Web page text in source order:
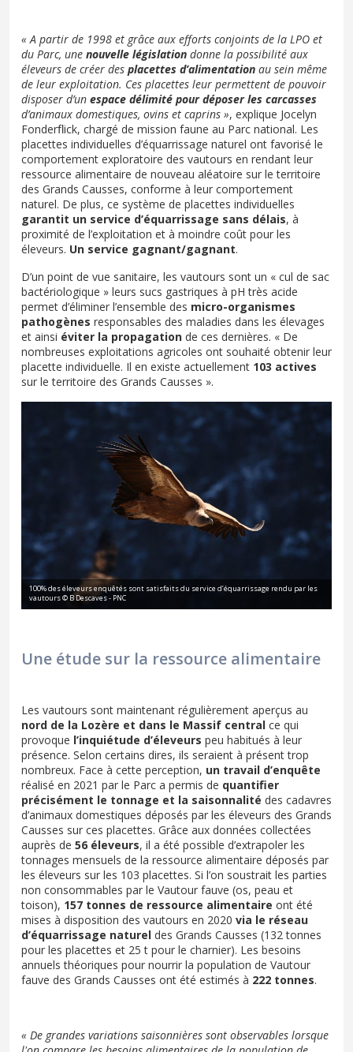
« A partir de 1998 et grâce aux efforts conjoints de la LPO et
du Parc, une nouvelle législation donne la possibilité aux
éleveurs de créer des placettes d’alimentation au sein même
de leur exploitation. Ces placettes leur permettent de pouvoir
disposer d’un espace délimité pour déposer les carcasses
d’animaux domestiques, ovins et caprins », explique Jocelyn
Fonderﬂick, chargé de mission faune au Parc national. Les
placettes individuelles d’équarrissage naturel ont favorisé le
comportement exploratoire des vautours en rendant leur
ressource alimentaire de nouveau aléatoire sur le territoire
des Grands Causses, conforme à leur comportement
naturel. De plus, ce système de placettes individuelles
garantit un service d’équarrissage sans délais, à
proximité de l’exploitation et à moindre coût pour les
éleveurs. Un service gagnant/gagnant.
D’un point de vue sanitaire, les vautours sont un « cul de sac
bactériologique » leurs sucs gastriques à pH très acide
permet d’éliminer l’ensemble des micro-organismes
pathogènes responsables des maladies dans les élevages
et ainsi éviter la propagation de ces dernières. « De
nombreuses exploitations agricoles ont souhaité obtenir leur
placette individuelle. Il en existe actuellement 103 actives
sur le territoire des Grands Causses ».
100% des éleveurs enquêtés sont satisfaits du service d’équarrissage rendu par les
vautours © B Descaves - PNC
Une étude sur la ressource alimentaire
Les vautours sont maintenant régulièrement aperçus au
nord de la Lozère et dans le Massif central ce qui
provoque l’inquiétude d’éleveurs peu habitués à leur
présence. Selon certains dires, ils seraient à présent trop
nombreux. Face à cette perception, un travail d’enquête
réalisé en 2021 par le Parc a permis de quantiﬁer
précisément le tonnage et la saisonnalité des cadavres
d’animaux domestiques déposés par les éleveurs des Grands
Causses sur ces placettes. Grâce aux données collectées
auprès de 56 éleveurs, il a été possible d’extrapoler les
tonnages mensuels de la ressource alimentaire déposés par
les éleveurs sur les 103 placettes. Si l’on soustrait les parties
non consommables par le Vautour fauve (os, peau et
toison), 157 tonnes de ressource alimentaire ont été
mises à disposition des vautours en 2020 via le réseau
d’équarrissage naturel des Grands Causses (132 tonnes
pour les placettes et 25 t pour le charnier). Les besoins
annuels théoriques pour nourrir la population de Vautour
fauve des Grands Causses ont été estimés à 222 tonnes.
« De grandes variations saisonnières sont observables lorsque